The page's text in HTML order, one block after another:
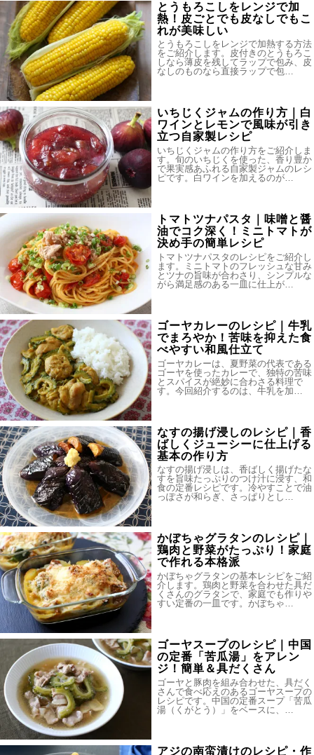
とうもろこしをレンジで加
熱！皮ごとでも皮なしでもこ
れが美味しい
とうもろこしをレンジで加熱する方法
をご紹介します。皮付きのとうもろこ
しなら薄皮を残してラップで包み、皮
なしのものなら直接ラップで包…
いちじくジャムの作り方｜白
ワインとレモンで風味が引き
立つ自家製レシピ
いちじくジャムの作り方をご紹介しま
す。旬のいちじくを使った、香り豊か
で果実感あふれる自家製ジャムのレシ
ピです。白ワインを加えるのが…
トマトツナパスタ｜味噌と醤
油でコク深く！ミニトマトが
決め手の簡単レシピ
トマトツナパスタのレシピをご紹介し
ます。ミニトマトのフレッシュな甘み
とツナの旨味が合わさり、シンプルな
がら満足感のある一皿に仕上が…
ゴーヤカレーのレシピ｜牛乳
でまろやか！苦味を抑えた食
べやすい和風仕立て
ゴーヤカレーは、夏野菜の代表である
ゴーヤを使ったカレーで、独特の苦味
とスパイスが絶妙に合わさる料理で
す。今回紹介するのは、牛乳を加…
なすの揚げ浸しのレシピ｜香
ばしくジューシーに仕上げる
基本の作り方
なすの揚げ浸しは、香ばしく揚げたな
すを旨味たっぷりのつけ汁に浸す、和
食の定番レシピです。冷やすことで油
っぽさが和らぎ、さっぱりとし…
かぼちゃグラタンのレシピ｜
鶏肉と野菜がたっぷり！家庭
で作れる本格派
かぼちゃグラタンの基本レシピをご紹
介します。鶏肉と野菜を合わせた具だ
くさんのグラタンで、家庭でも作りや
すい定番の一皿です。かぼちゃ…
ゴーヤスープのレシピ｜中国
の定番「苦瓜湯」をアレン
ジ！簡単＆具だくさん
ゴーヤと豚肉を組み合わせた、具だく
さんで食べ応えのあるゴーヤスープの
レシピです。中国の定番スープ「苦瓜
湯（くがとう）」をベースに、…
アジの南蛮漬けのレシピ・作